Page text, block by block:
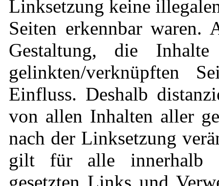
Linksetzung keine
Seiten erkennbar
Gestaltung, die
gelinkten/verknüpften
Einfluss. Deshalb
von allen Inhalten aller
nach der Linksetzung
gilt für alle innerhalb